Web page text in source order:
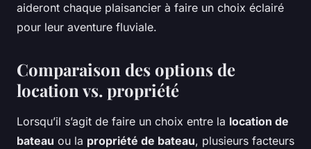
aideront chaque plaisancier à faire un choix éclairé
pour leur aventure fluviale.
Comparaison des options de
location vs. propriété
Lorsqu’il s’agit de faire un choix entre la location de
bateau ou la propriété de bateau, plusieurs facteurs